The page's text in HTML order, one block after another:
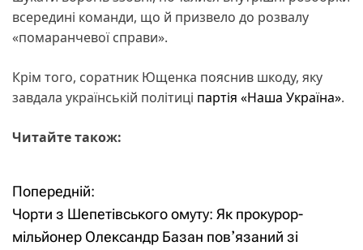
всередині команди, що й призвело до розвалу
«помаранчевої справи».
Крім того, соратник Ющенка пояснив шкоду, яку
завдала українській політиці партія «Наша Україна».
Читайте також:
Н
а
Попередній:
Чорти з Шепетівського омуту: Як прокурор-
мільйонер Олександр Базан повʼязаний зі